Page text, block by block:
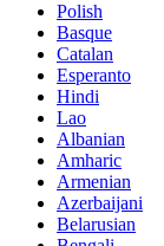
Polish
Basque
Catalan
Esperanto
Hindi
Lao
Albanian
Amharic
Armenian
Azerbaijani
Belarusian